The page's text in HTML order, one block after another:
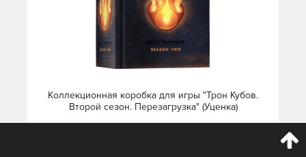
Коллекционная коробка для игры "Трон Кубов.
Второй сезон. Перезагрузка" (Уценка)